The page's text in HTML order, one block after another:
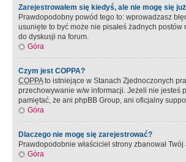
Zarejestrowałem się kiedyś, ale nie mogę się
Prawdopodobny powód tego to: wprowadzasz
usunięte to być może nie pisałeś żadnych
do dyskusji na forum.
Góra
Czym jest COPPA?
COPPAto istniejące w Stanach Zjednoczonych
przechowywanie w/w informacji. Jeżeli nie jesteś
pamiętać, że ani phpBB Group, ani oficjalny
Góra
Dlaczego nie mogę się zarejestrować?
Prawdopodobnie właściciel strony zbanował
Góra